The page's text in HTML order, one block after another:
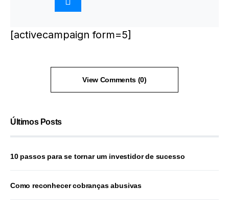
[activecampaign form=5]
View Comments (0)
Últimos Posts
10 passos para se tornar um investidor de sucesso
Como reconhecer cobranças abusivas